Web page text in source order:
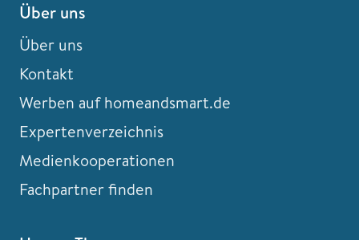
Über uns
Über uns
Kontakt
Werben auf homeandsmart.de
Expertenverzeichnis
Medienkooperationen
Fachpartner finden